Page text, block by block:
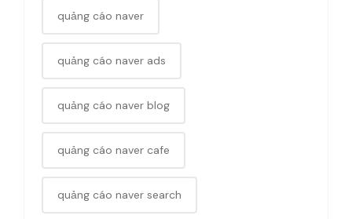
quảng cáo naver
quảng cáo naver ads
quảng cáo naver blog
quảng cáo naver cafe
quảng cáo naver search